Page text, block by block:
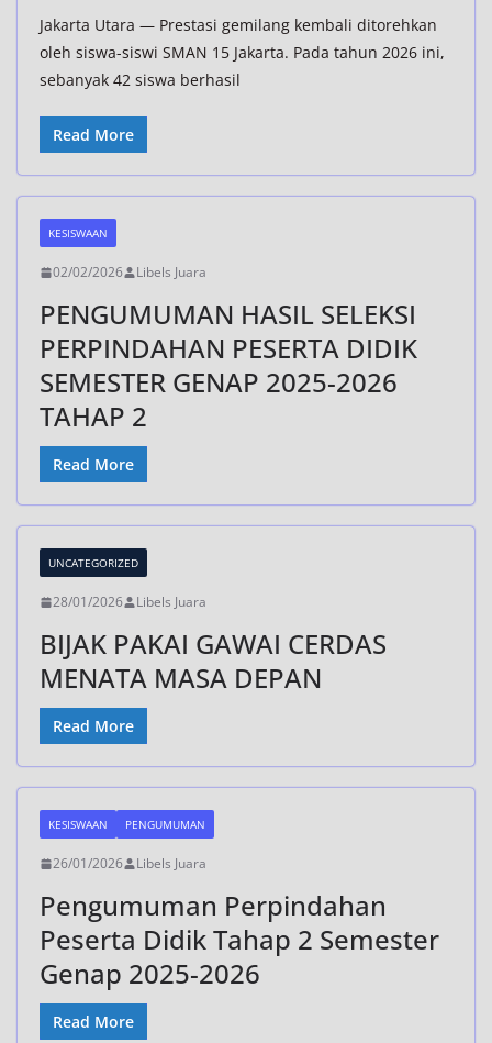
Jakarta Utara — Prestasi gemilang kembali ditorehkan
oleh siswa-siswi SMAN 15 Jakarta. Pada tahun 2026 ini,
sebanyak 42 siswa berhasil
Read More
KESISWAAN
02/02/2026 Libels Juara
PENGUMUMAN HASIL SELEKSI
PERPINDAHAN PESERTA DIDIK
SEMESTER GENAP 2025-2026
TAHAP 2
Read More
UNCATEGORIZED
28/01/2026 Libels Juara
BIJAK PAKAI GAWAI CERDAS
MENATA MASA DEPAN
Read More
KESISWAAN PENGUMUMAN
26/01/2026 Libels Juara
Pengumuman Perpindahan
Peserta Didik Tahap 2 Semester
Genap 2025-2026
Read More